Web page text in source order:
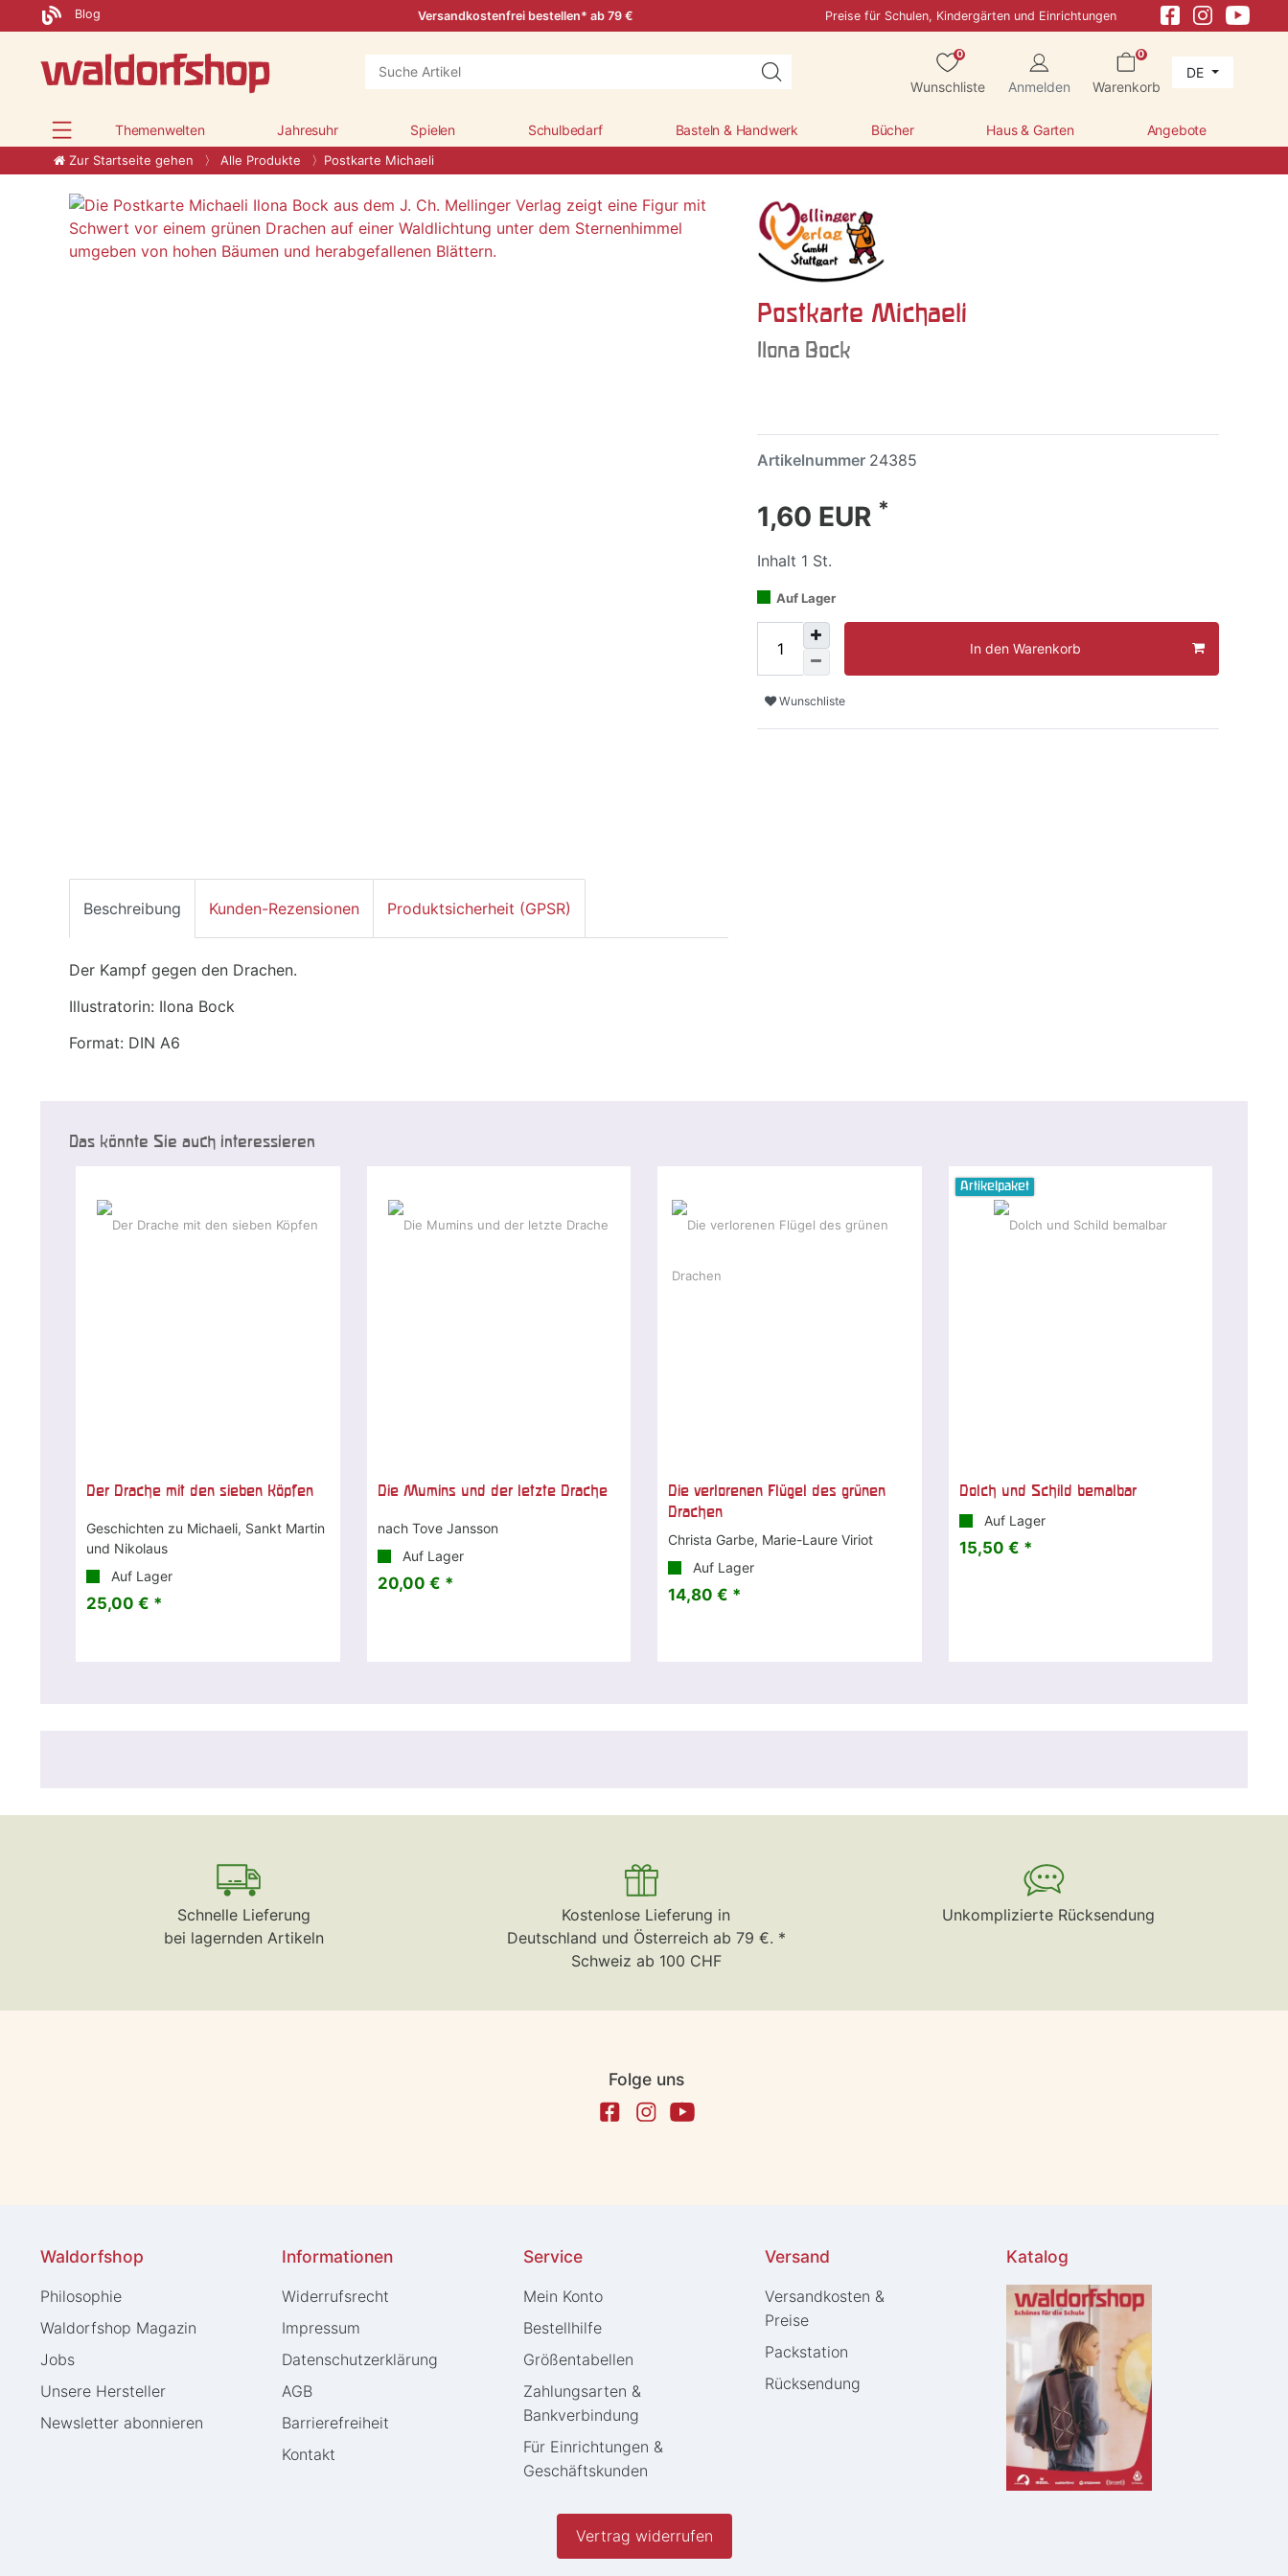
Blog Versandkostenfrei bestellen* ab 79 € Preise für Schulen, Kindergärten und Einrichtungen
0
Wunschliste Anmelden
0
Warenkorb
DE
Themenwelten Jahresuhr Spielen Schulbedarf Basteln & Handwerk Bücher Haus & Garten Angebote
Zur Startseite gehen Alle Produkte Postkarte Michaeli
Postkarte Michaeli
Ilona Bock
Artikelnummer 24385
1,60 EUR *
Inhalt 1 St.
Auf Lager
In den Warenkorb
Wunschliste
Beschreibung Kunden-Rezensionen Produktsicherheit (GPSR)
Der Kampf gegen den Drachen.
Illustratorin: Ilona Bock
Format: DIN A6
Das könnte Sie auch interessieren
Der Drache mit den sieben Köpfen
Geschichten zu Michaeli, Sankt Martin
und Nikolaus
Auf Lager
25,00 € *
Die Mumins und der letzte Drache
nach Tove Jansson
Auf Lager
20,00 € *
Die verlorenen Flügel des grünen
Drachen
Christa Garbe, Marie-Laure Viriot
Auf Lager
14,80 € *
Artikelpaket
Dolch und Schild bemalbar
Auf Lager
15,50 € *
Schnelle Lieferung
bei lagernden Artikeln
Kostenlose Lieferung in
Deutschland und Österreich ab 79 €. *
Schweiz ab 100 CHF
Unkomplizierte Rücksendung
Folge uns
Waldorfshop
Philosophie
Waldorfshop Magazin
Jobs
Unsere Hersteller
Newsletter abonnieren
Informationen
Widerrufs­recht
Impressum
Daten­schutz­erklärung
AGB
Barrierefreiheit
Kontakt
Service
Mein Konto
Bestellhilfe
Größentabellen
Zahlungsarten &
Bankverbindung
Für Einrichtungen &
Geschäftskunden
Versand
Versandkosten &
Preise
Packstation
Rücksendung
Katalog
Vertrag widerrufen